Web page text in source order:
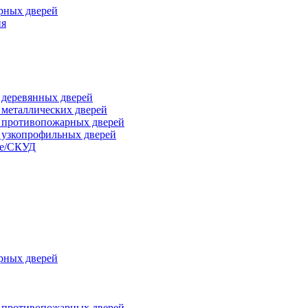
дверей
дверей
дверей
дверей
дверей
СКУД
дверей